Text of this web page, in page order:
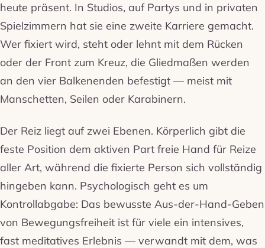
heute präsent. In Studios, auf Partys und in privaten
Spielzimmern hat sie eine zweite Karriere gemacht.
Wer fixiert wird, steht oder lehnt mit dem Rücken
oder der Front zum Kreuz, die Gliedmaßen werden
an den vier Balkenenden befestigt — meist mit
Manschetten, Seilen oder Karabinern.
Der Reiz liegt auf zwei Ebenen. Körperlich gibt die
feste Position dem aktiven Part freie Hand für Reize
aller Art, während die fixierte Person sich vollständig
hingeben kann. Psychologisch geht es um
Kontrollabgabe: Das bewusste Aus-der-Hand-Geben
von Bewegungsfreiheit ist für viele ein intensives,
fast meditatives Erlebnis — verwandt mit dem, was